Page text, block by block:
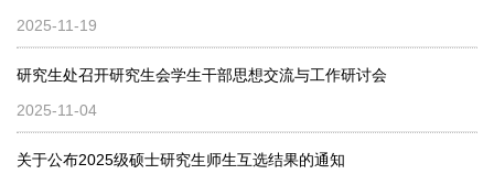
2025-11-19
研究生处召开研究生会学生干部思想交流与工作研讨会
2025-11-04
关于公布2025级硕士研究生师生互选结果的通知